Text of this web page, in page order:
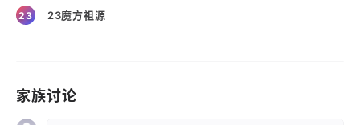
23 23魔方祖源
家族讨论